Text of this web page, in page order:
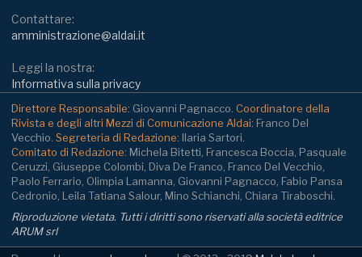
Contattare:
amministrazione@aldai.it
Leggi la nostra:
Informativa sulla privacy
Direttore Responsabile: Giovanni Pagnacco. Coordinatore della
Rivista e degli altri Mezzi di Comunicazione Aldai: Franco Del
Vecchio. Segreteria di Redazione: Ilaria Sartori.
Comitato di Redazione: Michela Bitetti, Francesca Boccia, Pasquale
Ceruzzi, Giuseppe Colombi, Diva De Franco, Franco Del Vecchio,
Paolo Ferrario, Olimpia Lamanna, Giovanni Pagnacco, Fabio Pansa
Cedronio, Leila Tatiana Salour, Mino Schianchi, Chiara Tiraboschi.
Riproduzione vietata. Tutti i diritti sono riservati alla società editrice
ARUM srl